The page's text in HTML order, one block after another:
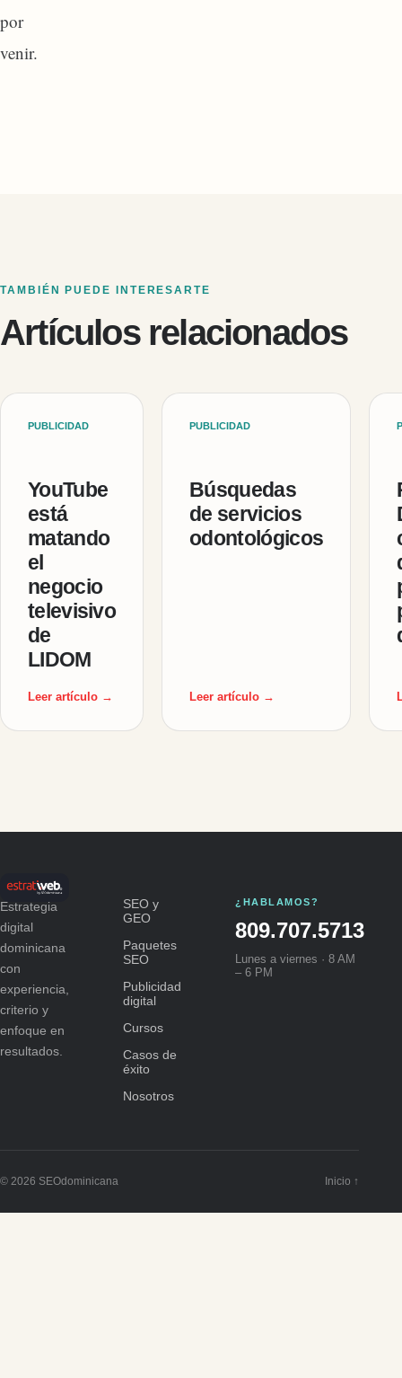
por
venir.
TAMBIÉN PUEDE INTERESARTE
Artículos relacionados
PUBLICIDAD
YouTube
está
matando
el
negocio
televisivo
de
LIDOM
Leer artículo →
PUBLICIDAD
Búsquedas
de servicios
odontológicos
Leer artículo →
Estrategia
digital
dominicana
con
experiencia,
criterio y
enfoque en
resultados.
SEO y
GEO
Paquetes
SEO
Publicidad
digital
Cursos
Casos de
éxito
Nosotros
¿HABLAMOS?
809.707.5713
Lunes a viernes · 8 AM
– 6 PM
© 2026 SEOdominicana Inicio ↑